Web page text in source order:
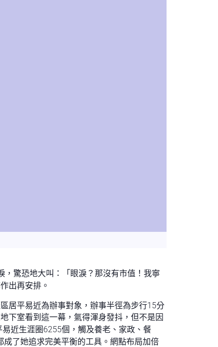
驚恐地大叫：「眼淚？那沒有市值！我寧
出再安排。
居平易近為辦事對象，辦事半徑為步行15分
下室看到這一幕，氣得渾身發抖，但不是因
易近生涯圈6255個，觸及養老、家政、餐
成了她追求完美平衡的工具。網點布局加倍